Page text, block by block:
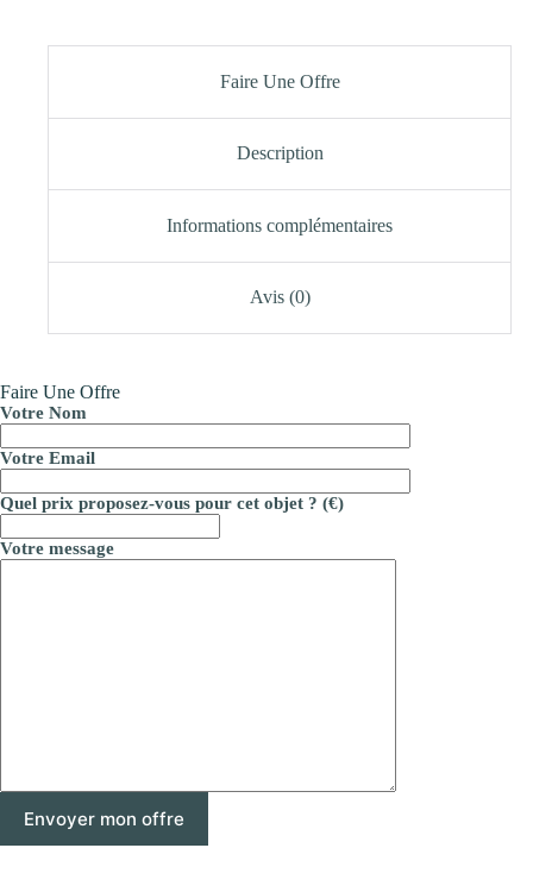
Faire Une Offre
Description
Informations complémentaires
Avis (0)
Faire Une Offre
Votre Nom
Votre Email
Quel prix proposez-vous pour cet objet ? (€)
Votre message